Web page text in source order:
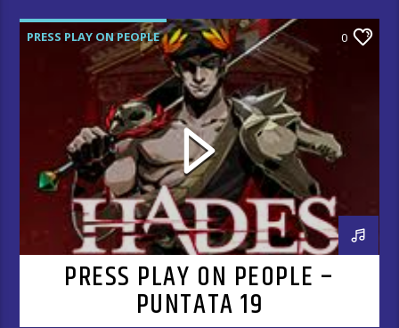
PRESS PLAY ON PEOPLE 0
PRESS PLAY ON PEOPLE –
PUNTATA 19